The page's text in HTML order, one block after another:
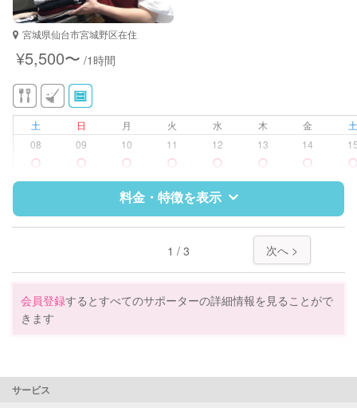
対応可能/特徴
掃除（洗面所、お風呂場、お手洗
宮城県仙台市宮城野区在住
¥5,500〜 /1時間
土 日 月 火 水 木 金
08
09 10 11 12 13 14
料金・特徴を表示
サポートの特徴
資格
1 / 3 次へ >
会員登録するとすべてのサポーターの詳細情報を見ることがで
きます
サービス